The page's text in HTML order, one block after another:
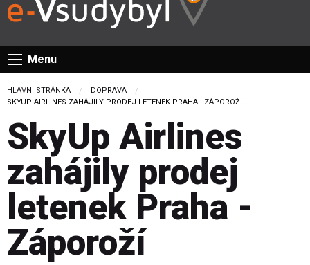
Menu
HLAVNÍ STRÁNKA
DOPRAVA
CURRENT:
SKYUP AIRLINES ZAHÁJILY PRODEJ LETENEK PRAHA - ZÁPOROŽÍ
SkyUp Airlines
zahájily prodej
letenek Praha -
Záporoží